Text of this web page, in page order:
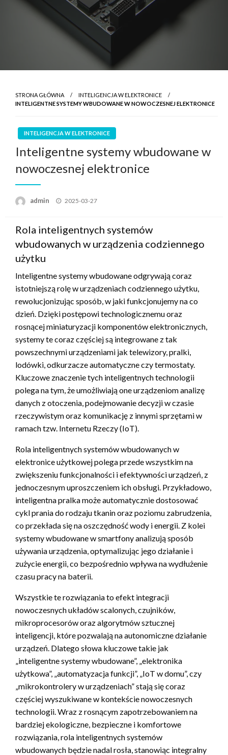
STRONA GŁÓWNA
INTELIGENCJA W ELEKTRONICE
INTELIGENTNE SYSTEMY WBUDOWANE W NOWOCZESNEJ ELEKTRONICE
INTELIGENCJA W ELEKTRONICE
Inteligentne systemy wbudowane w
nowoczesnej elektronice
admin
Opublikowane
2025-03-27
Rola inteligentnych systemów
wbudowanych w urządzenia codziennego
użytku
Inteligentne systemy wbudowane odgrywają coraz
istotniejszą rolę w urządzeniach codziennego użytku,
rewolucjonizując sposób, w jaki funkcjonujemy na co
dzień. Dzięki postępowi technologicznemu oraz
rosnącej miniaturyzacji komponentów elektronicznych,
systemy te coraz częściej są integrowane z tak
powszechnymi urządzeniami jak telewizory, pralki,
lodówki, odkurzacze automatyczne czy termostaty.
Kluczowe znaczenie tych inteligentnych technologii
polega na tym, że umożliwiają one urządzeniom analizę
danych z otoczenia, podejmowanie decyzji w czasie
rzeczywistym oraz komunikację z innymi sprzętami w
ramach tzw. Internetu Rzeczy (IoT).
Rola inteligentnych systemów wbudowanych w
elektronice użytkowej polega przede wszystkim na
zwiększeniu funkcjonalności i efektywności urządzeń, z
jednoczesnym uproszczeniem ich obsługi. Przykładowo,
inteligentna pralka może automatycznie dostosować
cykl prania do rodzaju tkanin oraz poziomu zabrudzenia,
co przekłada się na oszczędność wody i energii. Z kolei
systemy wbudowane w smartfony analizują sposób
używania urządzenia, optymalizując jego działanie i
zużycie energii, co bezpośrednio wpływa na wydłużenie
czasu pracy na baterii.
Wszystkie te rozwiązania to efekt integracji
nowoczesnych układów scalonych, czujników,
mikroprocesorów oraz algorytmów sztucznej
inteligencji, które pozwalają na autonomiczne działanie
urządzeń. Dlatego słowa kluczowe takie jak
„inteligentne systemy wbudowane”, „elektronika
użytkowa”, „automatyzacja funkcji”, „IoT w domu”, czy
„mikrokontrolery w urządzeniach” stają się coraz
częściej wyszukiwane w kontekście nowoczesnych
technologii. Wraz z rosnącym zapotrzebowaniem na
bardziej ekologiczne, bezpieczne i komfortowe
rozwiązania, rola inteligentnych systemów
wbudowanych będzie nadal rosła, stanowiąc integralny